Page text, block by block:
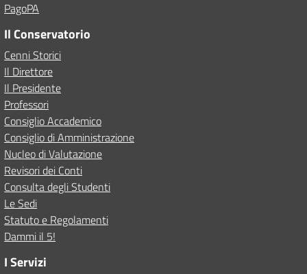
PagoPA
Il Conservatorio
Cenni Storici
Il Direttore
Il Presidente
Professori
Consiglio Accademico
Consiglio di Amministrazione
Nucleo di Valutazione
Revisori dei Conti
Consulta degli Studenti
Le Sedi
Statuto e Regolamenti
Dammi il 5!
I Servizi